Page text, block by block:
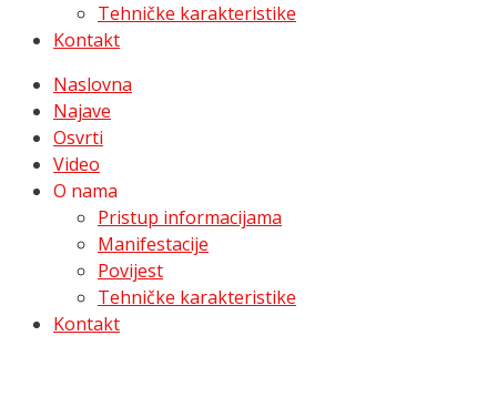
Tehničke karakteristike
Kontakt
Naslovna
Najave
Osvrti
Video
O nama
Pristup informacijama
Manifestacije
Povijest
Tehničke karakteristike
Kontakt